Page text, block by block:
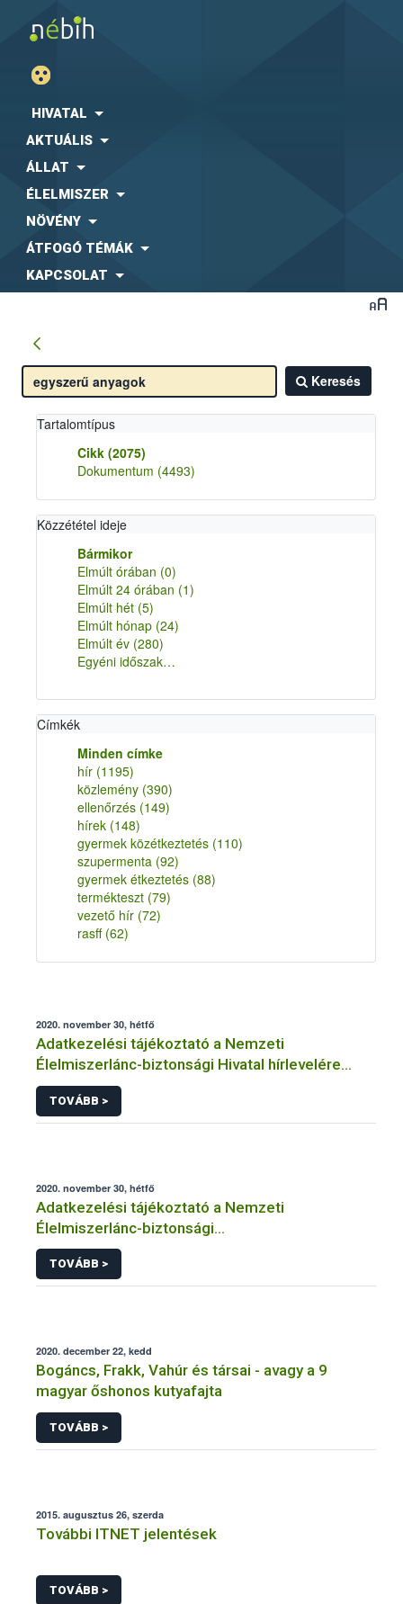
HIVATAL
AKTUÁLIS
ÁLLAT
ÉLELMISZER
NÖVÉNY
ÁTFOGÓ TÉMÁK
KAPCSOLAT
Keresés
Tartalomtípus
Cikk (2075)
Dokumentum (4493)
Közzététel ideje
Bármikor
Elmúlt órában (0)
Elmúlt 24 órában (1)
Elmúlt hét (5)
Elmúlt hónap (24)
Elmúlt év (280)
Egyéni időszak…
Címkék
Minden címke
hír (1195)
közlemény (390)
ellenőrzés (149)
hírek (148)
gyermek közétkeztetés (110)
szupermenta (92)
gyermek étkeztetés (88)
termékteszt (79)
vezető hír (72)
rasff (62)
2020. november 30, hétfő
Adatkezelési tájékoztató a Nemzeti
Élelmiszerlánc-biztonsági Hivatal hírlevelére
történő regisztrációhoz kapcsolódó
adatkezelések vonatkozásában
TOVÁBB >
2020. november 30, hétfő
Adatkezelési tájékoztató a Nemzeti
Élelmiszerlánc-biztonsági
Hivatal tevékenységéhez kötődő érintetti jogok
gyakorlásával összefüggő adatkezeléseihez
TOVÁBB >
2020. december 22, kedd
Bogáncs, Frakk, Vahúr és társai - avagy a 9
magyar őshonos kutyafajta
TOVÁBB >
2015. augusztus 26, szerda
További ITNET jelentések
TOVÁBB >